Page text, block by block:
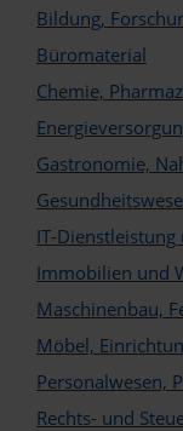
Bildung,
Büromaterial
Chemie,
Gastronomie,
IT-
Immobilien und
Maschinenbau,
Möbel,
Personalwesen,
Rechts- und